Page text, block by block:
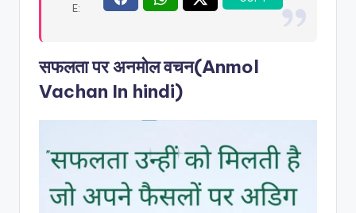
सफलता पर अनमोल वचन(Anmol
Vachan In hindi)